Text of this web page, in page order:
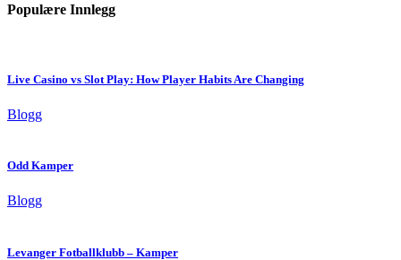
Populære Innlegg
Live Casino vs Slot Play: How Player Habits Are Changing
Blogg
Odd Kamper
Blogg
Levanger Fotballklubb – Kamper